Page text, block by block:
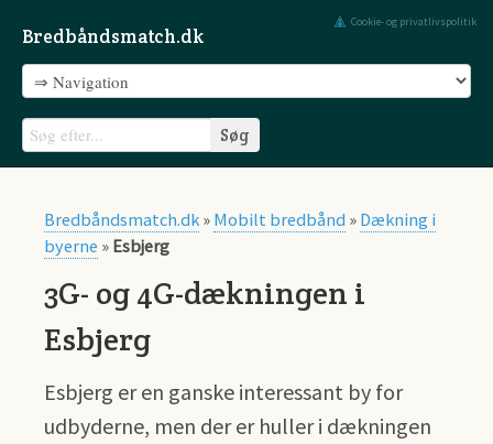
Bredbåndsmatch.dk
Cookie- og privatlivspolitik
Bredbåndsmatch.dk » Mobilt bredbånd » Dækning i
byerne » Esbjerg
3G- og 4G-dækningen i
Esbjerg
Esbjerg er en ganske interessant by for
udbyderne, men der er huller i dækningen